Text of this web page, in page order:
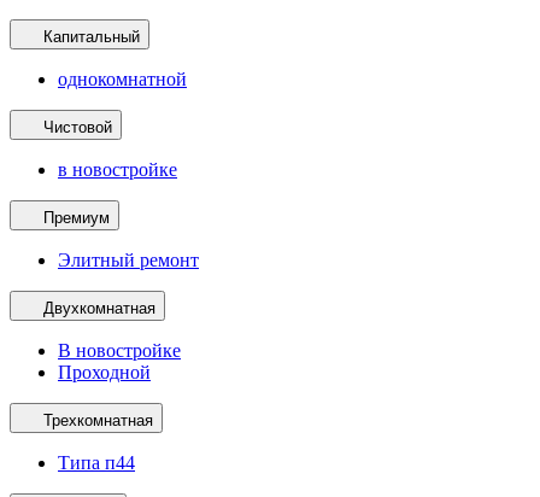
Капитальный
однокомнатной
Чистовой
в новостройке
Премиум
Элитный ремонт
Двухкомнатная
В новостройке
Проходной
Трехкомнатная
Типа п44